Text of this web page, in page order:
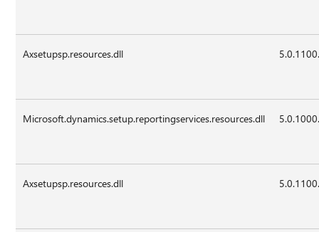
Axsetupsp.resources.dll
Microsoft.dynamics.setup.reportingservices.resources.dll
Axsetupsp.resources.dll